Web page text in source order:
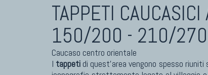
TAPPETI
150/200 - 210/270
Caucaso centro orientale
I tappeti di quest’area vengono spesso